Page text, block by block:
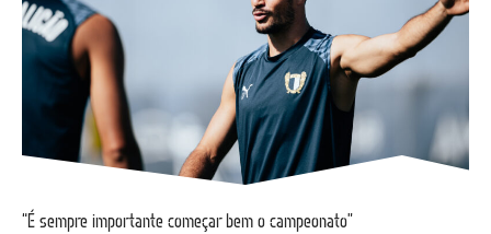
“É sempre importante começar bem o campeonato”